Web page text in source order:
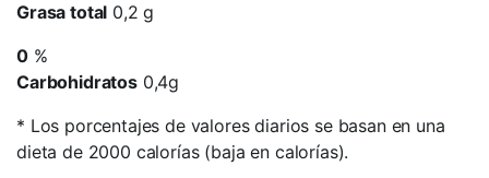
Grasa total 0,2 g
0%
Carbohidratos0,4g
* Los porcentajes de valores diarios se basan en una
dieta de 2000 calorías (baja en calorías).